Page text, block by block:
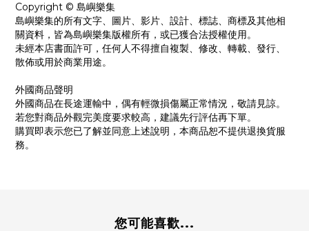
Copyright © 島嶼樂集
島嶼樂集的所有文字、圖片、影片、設計、標誌、商標及其他相
關資料，皆為島嶼樂集版權所有，或已獲合法授權使用。
未經本店書面許可，任何人不得擅自複製、修改、轉載、發行、
散佈或用於商業用途。
外國商品聲明
外國商品在長途運輸中，偶有輕微損傷屬正常情況，敬請見諒。
若您對商品外觀完美度要求較高，建議先行評估再下單。
購買即表示您已了解並同意上述說明，本商品恕不提供退換貨服
務。
您可能喜歡...